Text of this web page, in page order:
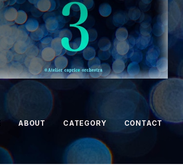
ABOUT CATEGORY CONTACT